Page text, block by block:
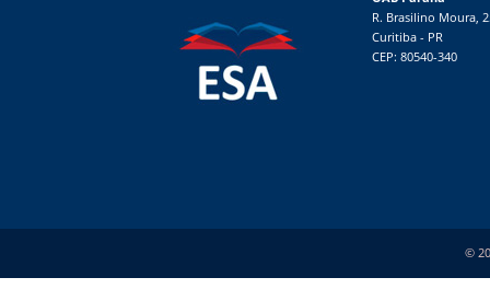
R. Brasilino Moura,
Curitiba - PR
CEP: 80540-340
©